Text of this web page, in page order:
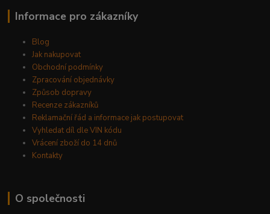
Informace pro zákazníky
Blog
Jak nakupovat
Obchodní podmínky
Zpracování objednávky
Způsob dopravy
Recenze zákazníků
Reklamační řád a informace jak postupovat
Vyhledat díl dle VIN kódu
Vrácení zboží do 14 dnů
Kontakty
O společnosti